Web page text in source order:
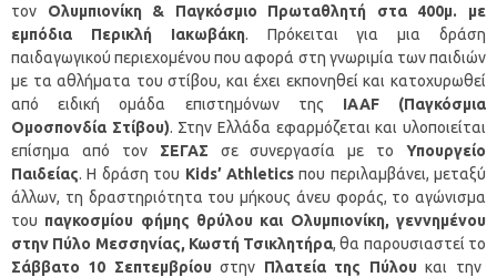
τον Ολυμπιονίκη & Παγκόσμιο Πρωταθλητή στα 400μ. με
εμπόδια Περικλή Ιακωβάκη. Πρόκειται για μια δράση
παιδαγωγικού περιεχομένου που αφορά στη γνωριμία των παιδιών
με τα αθλήματα του στίβου, και έχει εκπονηθεί και κατοχυρωθεί
από ειδική ομάδα επιστημόνων της IAAF (Παγκόσμια
Ομοσπονδία Στίβου). Στην Ελλάδα εφαρμόζεται και υλοποιείται
επίσημα από τον ΣΕΓΑΣ σε συνεργασία με το Υπουργείο
Παιδείας. Η δράση του Kids’ Athleticsπου περιλαμβάνει, μεταξύ
άλλων, τη δραστηριότητα του μήκους άνευ φοράς, το αγώνισμα
του παγκοσμίου φήμης θρύλου και Ολυμπιονίκη, γεννημένου
στην Πύλο Μεσσηνίας, Κωστή Τσικλητήρα, θα παρουσιαστεί το
Σάββατο 10 Σεπτεμβρίουστην Πλατεία της Πύλουκαι την